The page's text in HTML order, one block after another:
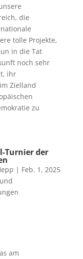
die
tolle Projekte,
in die Tat
noch sehr
ihr
Zielland
zu
Turnier der
| Feb. 1, 2025
am